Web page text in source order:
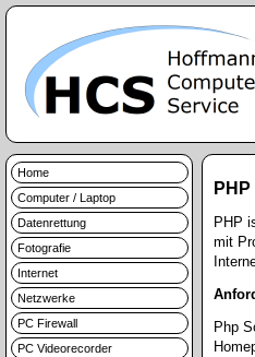
Home
Computer / Laptop
Datenrettung
Fotografie
Internet
Netzwerke
PC Firewall
PC Videorecorder
PHP
mit
Php